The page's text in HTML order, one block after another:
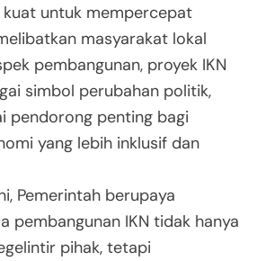
kuat untuk mempercepat
masyarakat lokal
pembangunan, proyek IKN
simbol perubahan politik,
pendorong penting bagi
yang lebih inklusif dan
Pemerintah berupaya
pembangunan IKN tidak hanya
pihak, tetapi